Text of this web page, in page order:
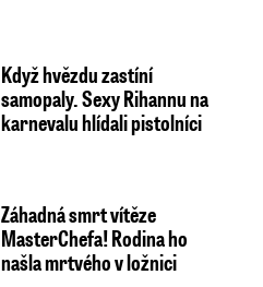
Když hvězdu zastíní
samopaly. Sexy Rihannu na
karnevalu hlídali pistolníci
Záhadná smrt vítěze
MasterChefa! Rodina ho
našla mrtvého v ložnici